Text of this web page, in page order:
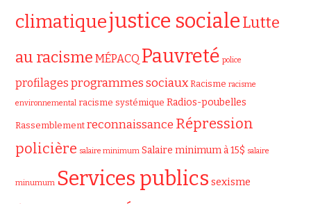
climatiquejustice socialeLutte
au racisme MÉPACQ Pauvreté police
profilages programmes sociaux Racisme racisme
environnemental racisme systémique Radios-poubelles
Rassemblement reconnaissance Répression
policière salaire minimum Salaire minimum à 15$ salaire
minumum Services publics sexisme